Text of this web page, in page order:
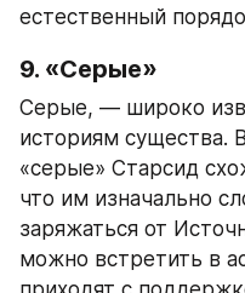
естественный
9. «Серые»
Серые, — широко
историям существа.
«серые» Старсид
что им изначально
заряжаться от
можно встретить в